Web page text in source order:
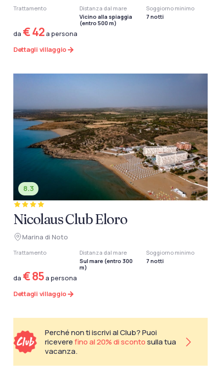
Trattamento
Distanza dal mare
Vicino alla spiaggia
(entro 500 m)
Soggiorno minimo
7 notti
da € 42a persona
Dettagli villaggio
8.3
Nicolaus Club Eloro
Marina di Noto
Trattamento
Distanza dal mare
Sul mare (entro 300
m)
Soggiorno minimo
7 notti
da € 85a persona
Dettagli villaggio
Perché non ti iscrivi al Club? Puoi
riceverefino al 20% di scontosulla tua
vacanza.